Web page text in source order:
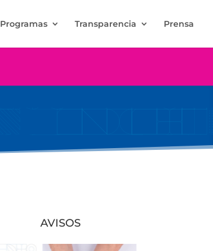
Programas Transparencia Prensa
AVISOS